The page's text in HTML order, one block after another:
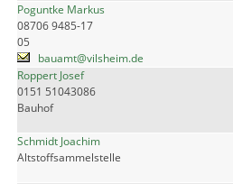
Poguntke Markus
08706 9485-17
05
bauamt@vilsheim.de
Roppert Josef
0151 51043086
Bauhof
Schmidt Joachim
Altstoffsammelstelle